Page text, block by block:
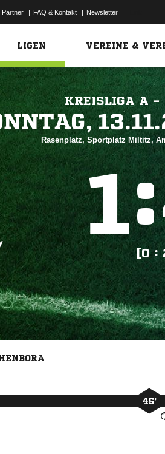
Partner | FAQ & Kontakt | Newsletter
LIGEN VEREINE &
KREISLIGA A -
Rasenplatz, Sportplatz Miltitz,
:
[0 :
45’